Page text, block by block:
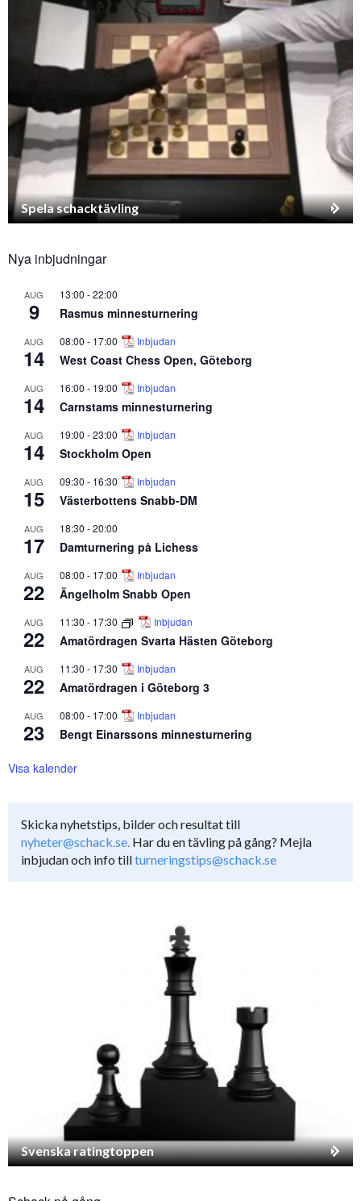
Spela schacktävling
Nya inbjudningar
AUG
9
13:00 -22:00
Rasmus minnesturnering
AUG
14
08:00 - 17:00 Inbjudan
West Coast Chess Open, Göteborg
AUG
14
16:00 - 19:00 Inbjudan
Carnstams minnesturnering
AUG
14
19:00 -23:00 Inbjudan
Stockholm Open
AUG
15
09:30 - 16:30 Inbjudan
Västerbottens Snabb-DM
AUG
17
18:30 -20:00
Damturnering på Lichess
AUG
22
08:00 - 17:00 Inbjudan
Ängelholm Snabb Open
AUG
22
11:30 - 17:30 Inbjudan
Amatördragen Svarta Hästen Göteborg
AUG
22
11:30 - 17:30 Inbjudan
Amatördragen i Göteborg 3
AUG
23
08:00 - 17:00 Inbjudan
Bengt Einarssons minnesturnering
Visa kalender
Skicka nyhetstips, bilder och resultat till
nyheter@schack.se. Har du en tävling på gång? Mejla
inbjudan och info tillturneringstips@schack.se
Svenska ratingtoppen